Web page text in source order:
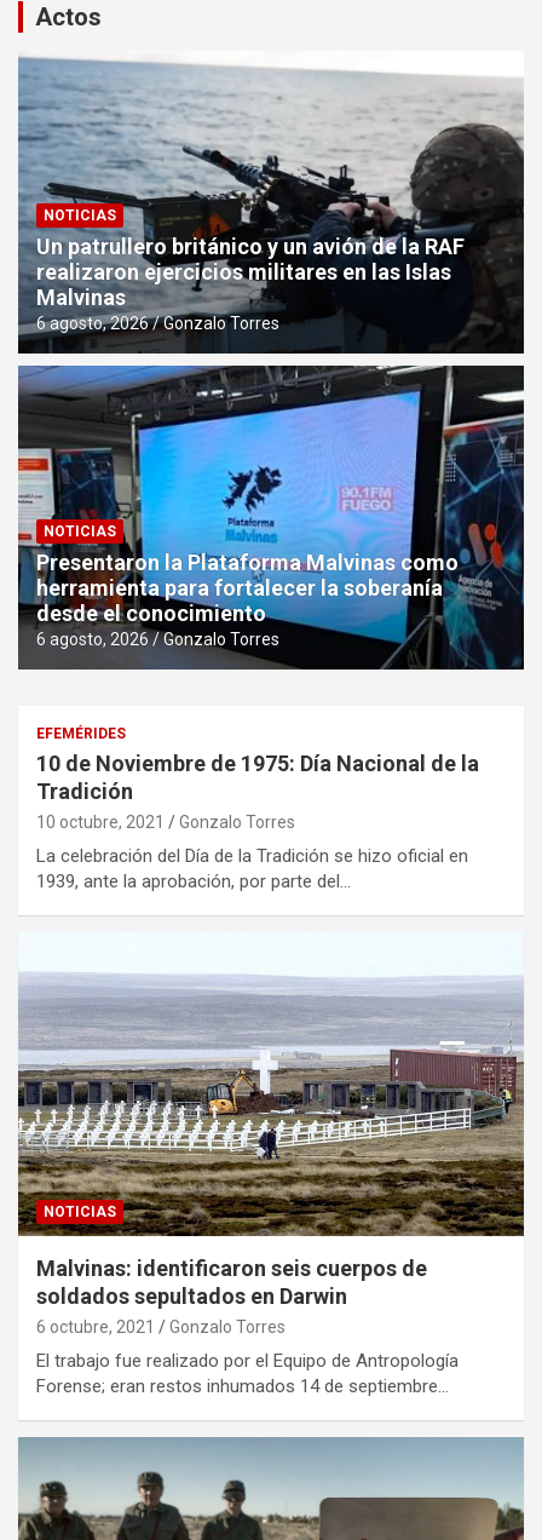
Actos
NOTICIAS
Un patrullero británico y un avión de la RAF
realizaron ejercicios militares en las Islas
Malvinas
6 agosto, 2026 Gonzalo Torres
NOTICIAS
Presentaron la Plataforma Malvinas como
herramienta para fortalecer la soberanía
desde el conocimiento
6 agosto, 2026 Gonzalo Torres
EFEMÉRIDES
10 de Noviembre de 1975: Día Nacional de la
Tradición
10 octubre, 2021 Gonzalo Torres
La celebración del Día de la Tradición se hizo oficial en
1939, ante la aprobación, por parte del…
NOTICIAS
Malvinas: identificaron seis cuerpos de
soldados sepultados en Darwin
6 octubre, 2021 Gonzalo Torres
El trabajo fue realizado por el Equipo de Antropología
Forense; eran restos inhumados 14 de septiembre…